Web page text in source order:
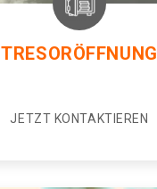
TRESORÖFFNUNG
JETZT KONTAKTIEREN